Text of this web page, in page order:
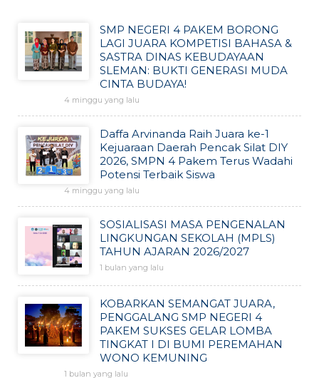
SMP NEGERI 4 PAKEM BORONG
LAGI JUARA KOMPETISI BAHASA &
SASTRA DINAS KEBUDAYAAN
SLEMAN: BUKTI GENERASI MUDA
CINTA BUDAYA!
4 minggu yang lalu
Daffa Arvinanda Raih Juara ke-1
Kejuaraan Daerah Pencak Silat DIY
2026, SMPN 4 Pakem Terus Wadahi
Potensi Terbaik Siswa
4 minggu yang lalu
SOSIALISASI MASA PENGENALAN
LINGKUNGAN SEKOLAH (MPLS)
TAHUN AJARAN 2026/2027
1 bulan yang lalu
KOBARKAN SEMANGAT JUARA,
PENGGALANG SMP NEGERI 4
PAKEM SUKSES GELAR LOMBA
TINGKAT I DI BUMI PEREMAHAN
WONO KEMUNING
1 bulan yang lalu